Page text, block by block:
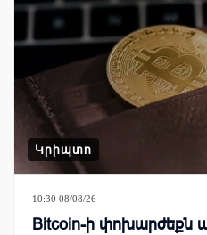
Կրիպտո
10:30 08/08/26
Bitcoin-ի փոխարժեքն